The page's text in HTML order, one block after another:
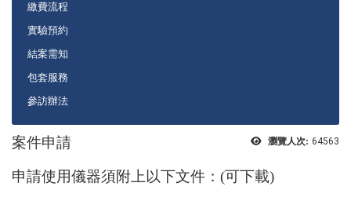
繳費流程
實驗預約
結案需知
包套服務
參訪辦法
瀏覽人次: 64563
案件申請
申請使用儀器須附上以下文件：(可下載)